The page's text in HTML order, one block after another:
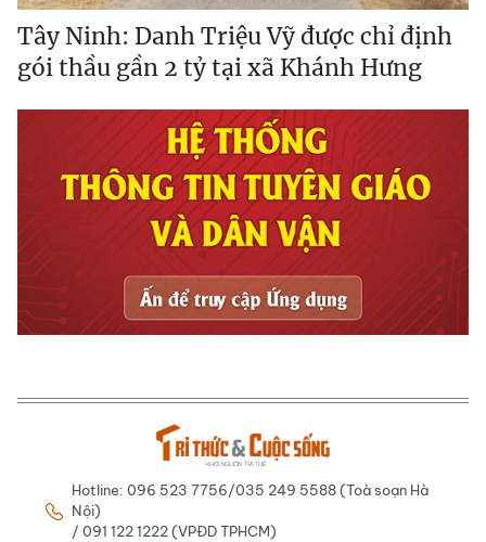
Tây Ninh: Danh Triệu Vỹ được chỉ định
gói thầu gần 2 tỷ tại xã Khánh Hưng
Hotline: 096 523 7756/035 249 5588 (Toà soạn Hà
Nội)
/ 091 122 1222 (VPĐD TPHCM)